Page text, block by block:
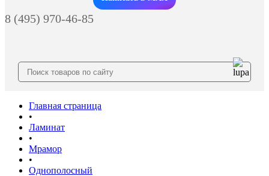
8 (495) 970-46-85
Главная страница
•
Ламинат
•
Мрамор
•
Однополосный